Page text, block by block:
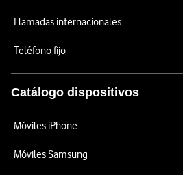
Llamadas internacionales
Teléfono fijo
Catálogo dispositivos
Móviles iPhone
Móviles Samsung